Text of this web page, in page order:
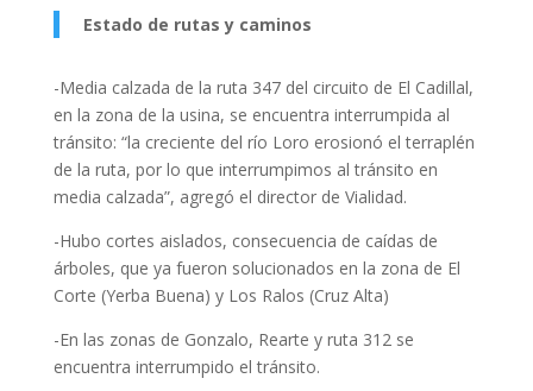
Estado de rutas y caminos
-Media calzada de la ruta 347 del circuito de El Cadillal,
en la zona de la usina, se encuentra interrumpida al
tránsito: “la creciente del río Loro erosionó el terraplén
de la ruta, por lo que interrumpimos al tránsito en
media calzada”, agregó el director de Vialidad.
-Hubo cortes aislados, consecuencia de caídas de
árboles, que ya fueron solucionados en la zona de El
Corte (Yerba Buena) y Los Ralos (Cruz Alta)
-En las zonas de Gonzalo, Rearte y ruta 312 se
encuentra interrumpido el tránsito.